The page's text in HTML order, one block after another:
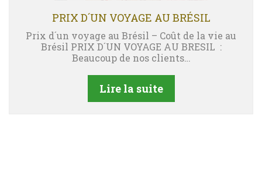
PRIX D´UN VOYAGE AU BRÉSIL
Prix d´un voyage au Brésil – Coût de la vie au
Brésil PRIX D´UN VOYAGE AU BRESIL :
Beaucoup de nos clients…
Lire la suite